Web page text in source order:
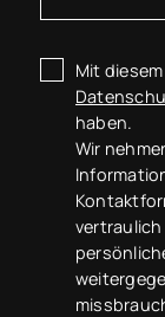
Mit
haben.
Wir